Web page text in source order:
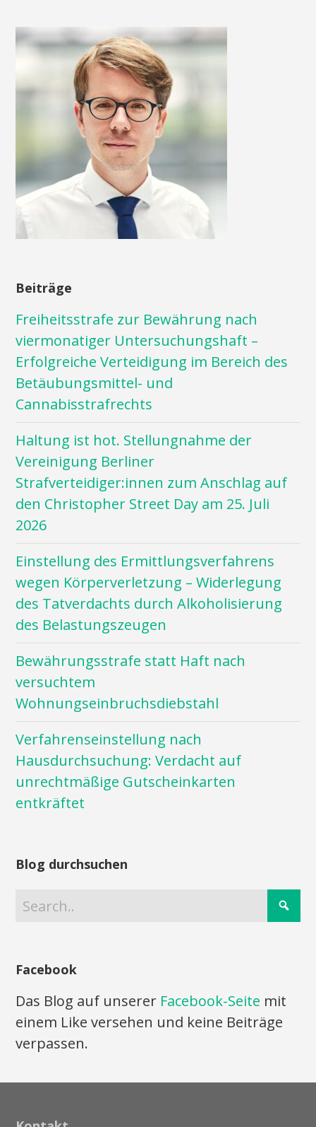
Beiträge
Freiheitsstrafe zur Bewährung nach
viermonatiger Untersuchungshaft –
Erfolgreiche Verteidigung im Bereich des
Betäubungsmittel- und
Cannabisstrafrechts
Haltung ist hot. Stellungnahme der
Vereinigung Berliner
Strafverteidiger:innen zum Anschlag auf
den Christopher Street Day am 25. Juli
2026
Einstellung des Ermittlungsverfahrens
wegen Körperverletzung – Widerlegung
des Tatverdachts durch Alkoholisierung
des Belastungszeugen
Bewährungsstrafe statt Haft nach
versuchtem
Wohnungseinbruchsdiebstahl
Verfahrenseinstellung nach
Hausdurchsuchung: Verdacht auf
unrechtmäßige Gutscheinkarten
entkräftet
Blog durchsuchen
Facebook
Das Blog auf unserer Facebook-Seite mit
einem Like versehen und keine Beiträge
verpassen.